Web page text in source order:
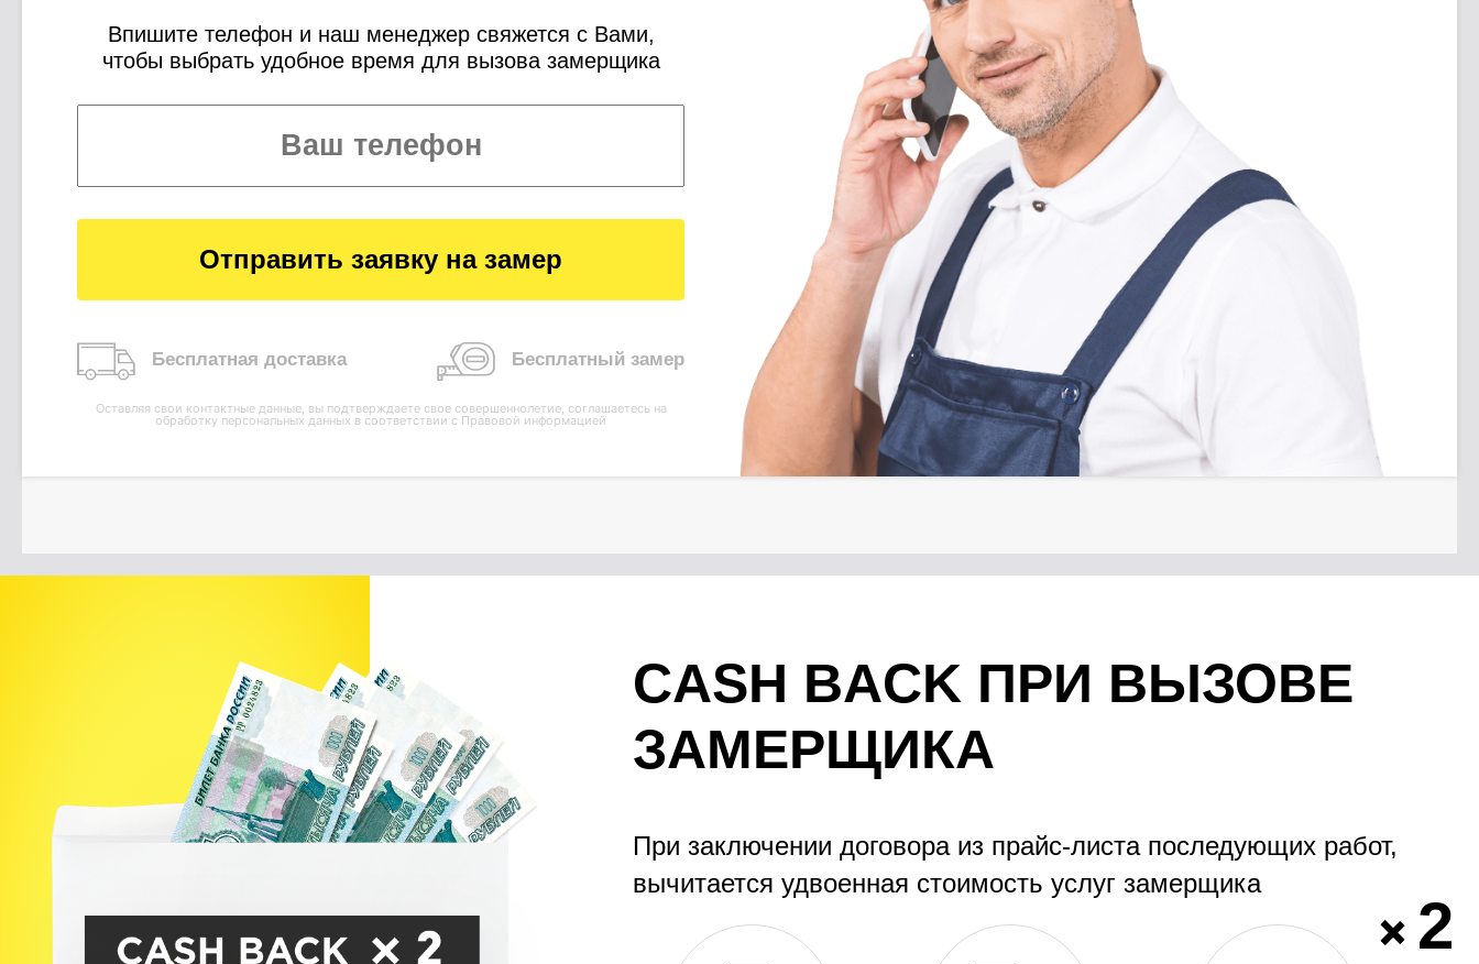
Впишите телефон и наш менеджер свяжется с Вами,
чтобы выбрать удобное время для вызова замерщика
Отправить заявку на замер
Бесплатная доставка Бесплатный замер
Оставляя свои контактные данные, вы подтверждаете свое совершеннолетие, соглашаетесь на
обработку персональных данных в соответствии с Правовой информацией
CASH BACK ПРИ ВЫЗОВЕ
ЗАМЕРЩИКА
При заключении договора из прайс-листа последующих работ,
вычитается удвоенная стоимость услуг замерщика
2